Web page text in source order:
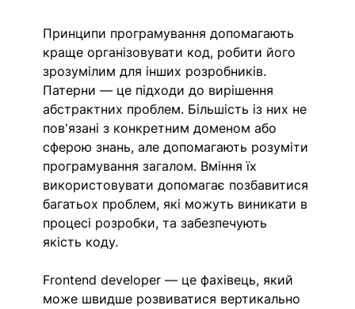
Принципи програмування допомагають
краще організовувати код, робити його
зрозумілим для інших розробників.
Патерни — це підходи до вирішення
абстрактних проблем. Більшість із них не
пов'язані з конкретним доменом або
сферою знань, але допомагають розуміти
програмування загалом. Вміння їх
використовувати допомагає позбавитися
багатьох проблем, які можуть виникати в
процесі розробки, та забезпечують
якість коду.
Frontend developer — це фахівець, який
може швидше розвиватися вертикально